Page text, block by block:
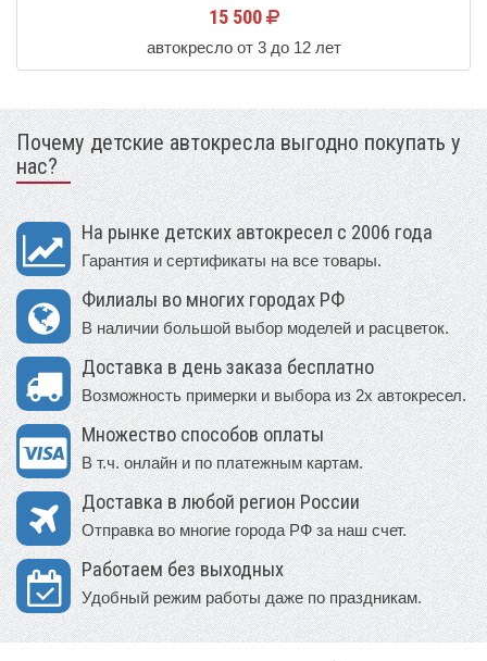
15 500
автокресло от 3 до 12 лет
Почему детские автокресла выгодно покупать у
нас?
На рынке детских автокресел с 2006 года
Гарантия и сертификаты на все товары.
Филиалы во многих городах РФ
В наличии большой выбор моделей и расцветок.
Доставка в день заказа бесплатно
Возможность примерки и выбора из 2х автокресел.
Множество способов оплаты
В т.ч. онлайн и по платежным картам.
Доставка в любой регион России
Отправка во многие города РФ за наш счет.
Работаем без выходных
Удобный режим работы даже по праздникам.